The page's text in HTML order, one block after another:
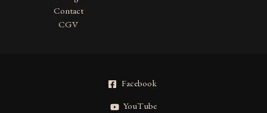
Contact
CGV
Facebook
YouTube